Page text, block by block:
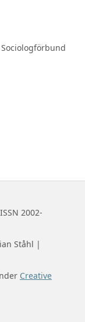
2002-
Ståhl |
Creative